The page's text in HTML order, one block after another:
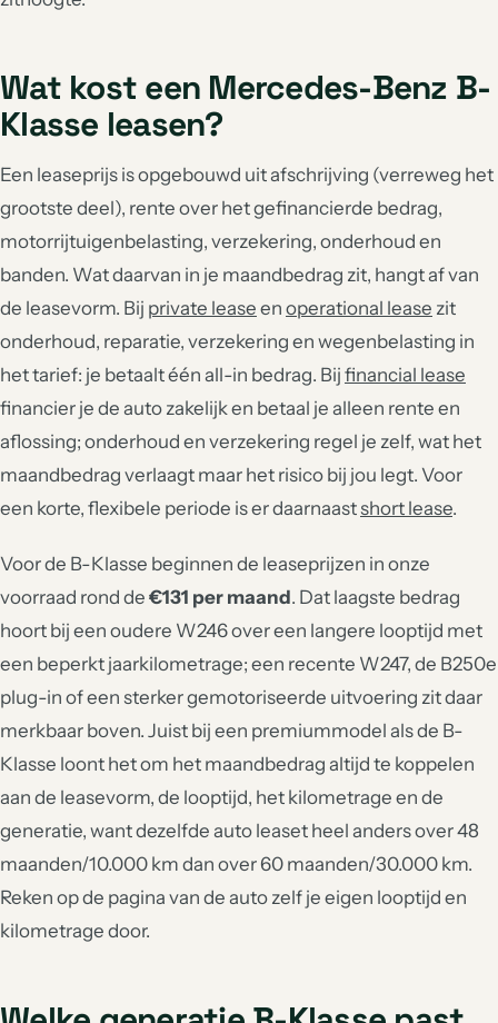
Wat kost een Mercedes-Benz B-
Klasse leasen?
Een leaseprijs is opgebouwd uit afschrijving (verreweg het
grootste deel), rente over het gefinancierde bedrag,
motorrijtuigenbelasting, verzekering, onderhoud en
banden. Wat daarvan in je maandbedrag zit, hangt af van
de leasevorm. Bij private lease en operational lease zit
onderhoud, reparatie, verzekering en wegenbelasting in
het tarief: je betaalt één all-in bedrag. Bij financial lease
financier je de auto zakelijk en betaal je alleen rente en
aflossing; onderhoud en verzekering regel je zelf, wat het
maandbedrag verlaagt maar het risico bij jou legt. Voor
een korte, flexibele periode is er daarnaastshort lease.
Voor de B-Klasse beginnen de leaseprijzen in onze
voorraad rond de €131 per maand. Dat laagste bedrag
hoort bij een oudere W246 over een langere looptijd met
een beperkt jaarkilometrage; een recente W247, de B250e
plug-in of een sterker gemotoriseerde uitvoering zit daar
merkbaar boven. Juist bij een premiummodel als de B-
Klasse loont het om het maandbedrag altijd te koppelen
aan de leasevorm, de looptijd, het kilometrage en de
generatie, want dezelfde auto leaset heel anders over 48
maanden/10.000 km dan over 60 maanden/30.000 km.
Reken op de pagina van de auto zelf je eigen looptijd en
kilometrage door.